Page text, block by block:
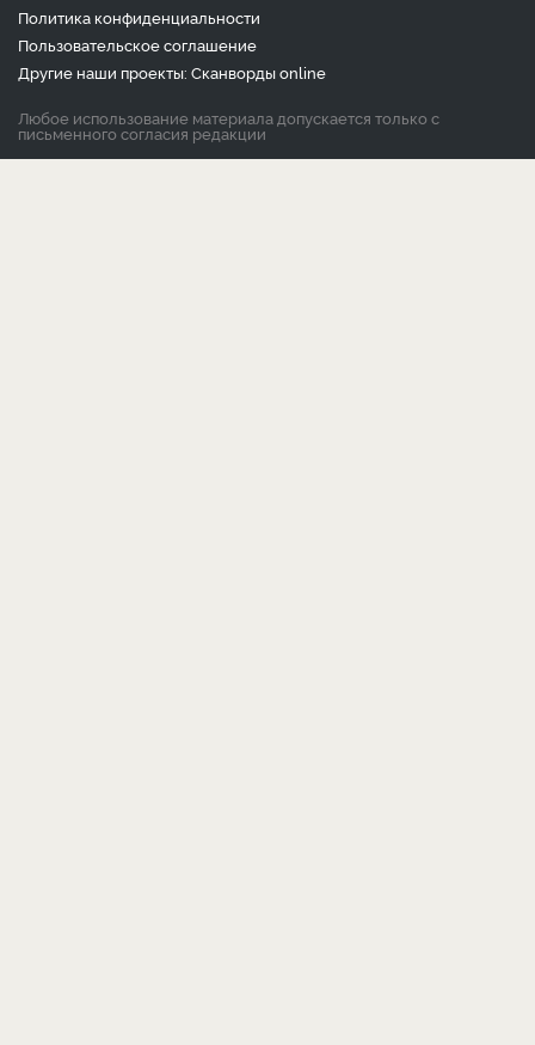
Политика конфиденциальности
Пользовательское соглашение
Другие наши проекты: Сканвордыonline
Любое использование материала допускается только с
письменного согласия редакции